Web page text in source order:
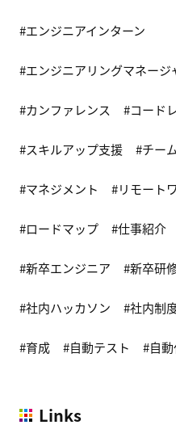
エンジニアインターン
エンジニアリングマネージ
カンファレンス コード
スキルアップ支援 チーム
マネジメント リモート
ロードマップ 仕事紹介
新卒エンジニア 新卒研
社内ハッカソン 社内制
育成 自動テスト 自
Links